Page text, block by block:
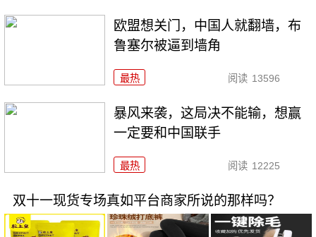
欧盟想关门，中国人就翻墙，布
鲁塞尔被逼到墙角
最热 阅读 13596
暴风来袭，这局决不能输，想赢
一定要和中国联手
最热 阅读 12225
双十一现货专场真如平台商家所说的那样吗？